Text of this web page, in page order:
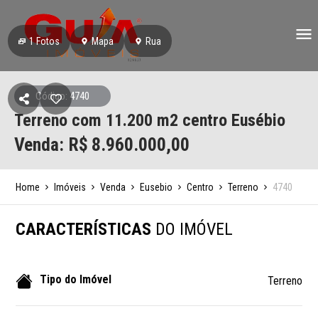
1Fotos Mapa Rua
Código: 4740
Terreno com 11.200 m2 centro Eusébio
Venda: R$ 8.960.000,00
Home Imóveis Venda Eusebio Centro Terreno 4740
CARACTERÍSTICAS DO IMÓVEL
Tipo do Imóvel Terreno